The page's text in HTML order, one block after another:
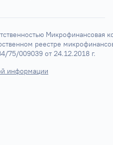
Микрофинансовая
реестре
75/009039 от 24.12.2018 г.
информации